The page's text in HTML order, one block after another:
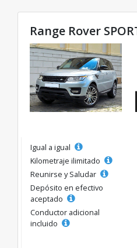
Range Rover
Igual a igual
Kilometraje ilimitado
Reunirse y Saludar
Depósito en efectivo
aceptado
Conductor adicional
incluido